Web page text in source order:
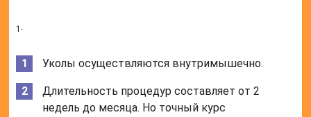
1.
Уколы осуществляются внутримышечно.
Длительность процедур составляет от 2
недель до месяца. Но точный курс